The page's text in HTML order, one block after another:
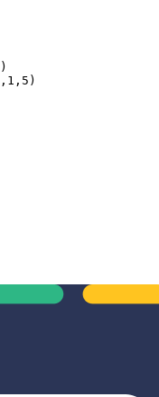
)
, 1 , 5 )